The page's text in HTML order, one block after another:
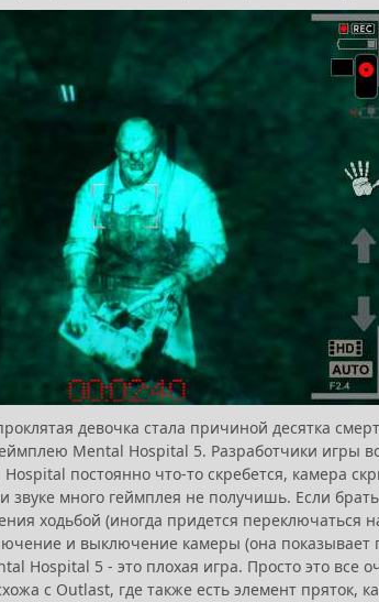
девочка стала причиной десятка
Mental Hospital 5. Разработчики игры
постоянно что-то скребется, камера
звуке много геймплея не получишь. Если
ходьбой (иногда придется переключаться
и выключение камеры (она показывает
Hospital 5 - это плохая игра. Просто это все
с Outlast, где также есть элемент пряток,